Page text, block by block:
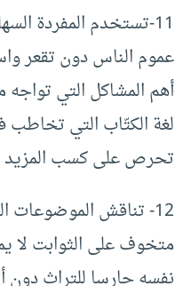
11-تستخدم المفردة
عموم الناس دون تقعر
أهم المشاكل التي
لغة الكتّاب التي تخاطب
تحرص على كسب المزيد
12- تناقش
متخوف على الثوابت لا
نفسه حارسا للتراث